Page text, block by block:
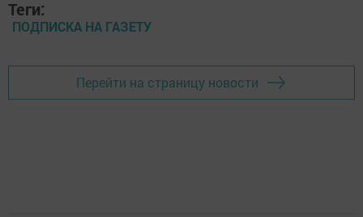
Теги:
ПОДПИСКА НА ГАЗЕТУ
Перейти на страницу новости